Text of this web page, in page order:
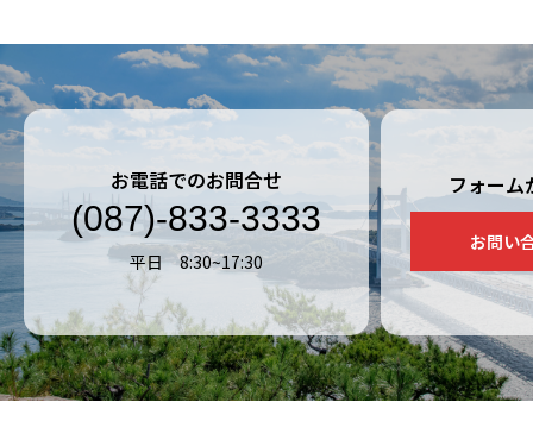
お電話でのお問合せ
(087)-833-3333
平日 8:30~17:30
フォーム
お問い